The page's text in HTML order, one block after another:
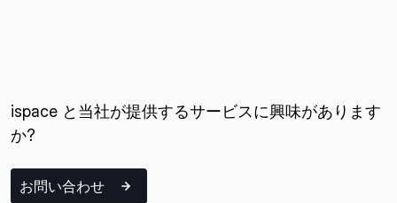
ispace と当社が提供するサービスに興味があります
か?
お問い合わせ